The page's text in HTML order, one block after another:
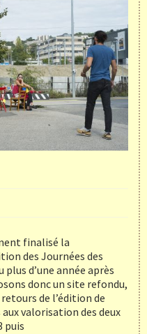
finalisé la
des Journées des
d’une année après
donc un site refondu,
de l’édition de
aux valorisation des deux
puis